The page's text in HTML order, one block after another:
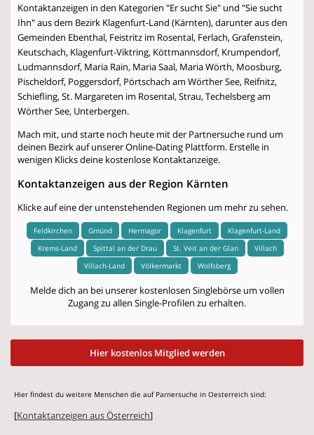
Kontaktanzeigen in den Kategorien "Er sucht Sie" und "Sie sucht
Ihn" aus dem Bezirk Klagenfurt-Land (Kärnten), darunter aus den
Gemeinden Ebenthal, Feistritz im Rosental, Ferlach, Grafenstein,
Keutschach, Klagenfurt-Viktring, Köttmannsdorf, Krumpendorf,
Ludmannsdorf, Maria Rain, Maria Saal, Maria Wörth, Moosburg,
Pischeldorf, Poggersdorf, Pörtschach am Wörther See, Reifnitz,
Schiefling, St. Margareten im Rosental, Strau, Techelsberg am
Wörther See, Unterbergen.
Mach mit, und starte noch heute mit der Partnersuche rund um
deinen Bezirk auf unserer Online-Dating Plattform. Erstelle in
wenigen Klicks deine kostenlose Kontaktanzeige.
Kontaktanzeigen aus der Region Kärnten
Klicke auf eine der untenstehenden Regionen um mehr zu sehen.
Feldkirchen Gmünd Hermagor Klagenfurt
Klagenfurt-Land
Krems-Land
Spittal an der Drau St. Veit an der Glan
Villach
Villach-Land
Völkermarkt Wolfsberg
Melde dich an bei unserer kostenlosen Singlebörse um vollen
Zugang zu allen Single-Profilen zu erhalten.
Hier kostenlos Mitglied werden
Hier findest du weitere Menschen die auf Parnersuche in Oesterreich sind:
[Kontaktanzeigen aus Österreich]